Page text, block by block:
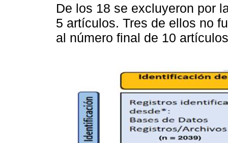
De los 18 se excluyeron por
5 artículos. Tres de ellos no
al número final de 10